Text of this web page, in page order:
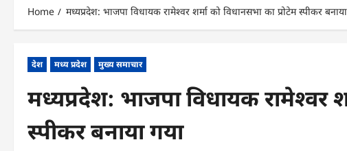
Home मध्यप्रदेश: भाजपा विधायक रामेश्वर शर्मा को विधानसभा का प्रोटेम स्पीकर
देश मध्य प्रदेश मुख्य समाचार
मध्यप्रदेश: भाजपा विधायक रामेश्वर
स्पीकर बनाया गया